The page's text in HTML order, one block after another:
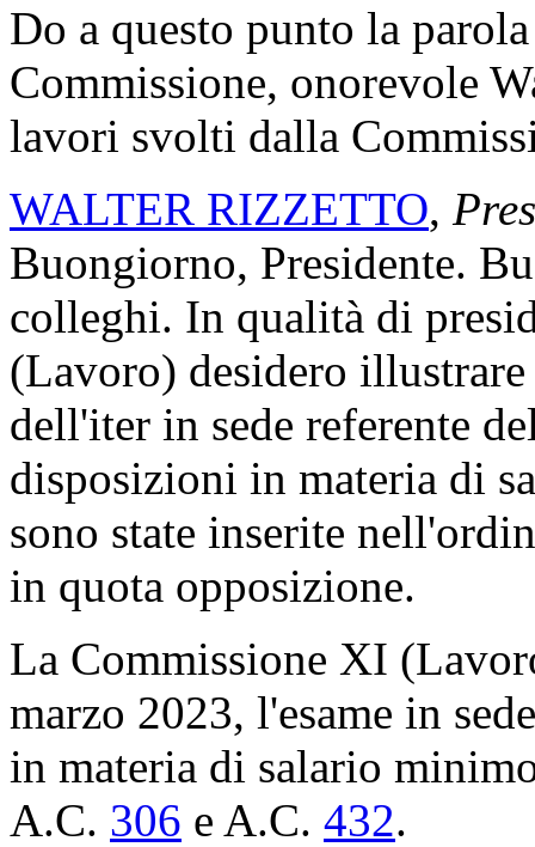
Do a questo punto la
Commissione, onorevole
lavori svolti dalla
WALTER RIZZETTO,
Buongiorno, Presidente.
colleghi. In qualità di
(Lavoro) desidero
dell'iter in sede referente
disposizioni in materia di
sono state inserite
in quota opposizione.
La Commissione XI
marzo 2023, l'esame in
in materia di salario
A.C. 306 ​ e A.C. 432​.